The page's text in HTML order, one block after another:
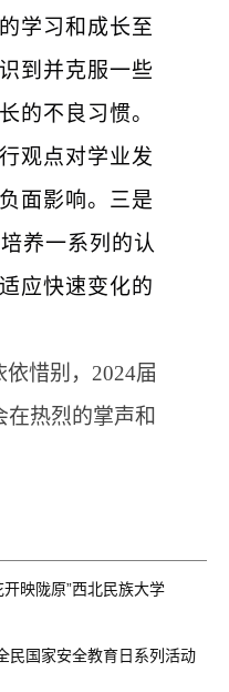
学习和成长至
到并克服一些
的不良习惯。
观点对学业发
面影响。三是
养一系列的认
应快速变化的
惜别， 2024届
在热烈的掌声和
映陇原”西北民族大学
民国家安全教育日系列活动